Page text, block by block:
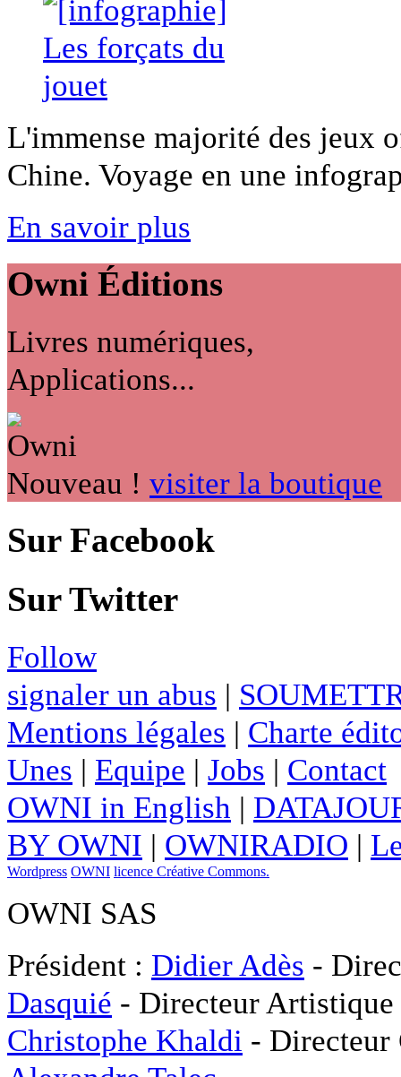
L'immense majorité des jeux
Chine. Voyage en une
En savoir plus
Owni Éditions
Livres numériques,
Applications...
Nouveau ! visiter la boutique
Sur Facebook
Sur Twitter
Follow
signaler un abus |
Mentions légales | Charte
Unes | Equipe | Jobs | Contact
OWNI in English |
BY OWNI | OWNIRADIO |
Wordpress OWNI licence Créative Commons.
OWNI SAS
Président : Didier Adès -
Dasquié - Directeur
Christophe Khaldi -